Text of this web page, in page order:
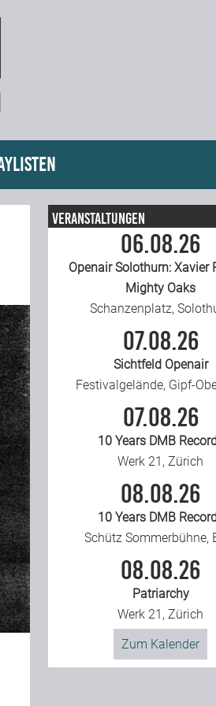
Veranstaltungen
06.08.26
Openair Solothurn: Xavier
Mighty Oaks
Schanzenplatz,
07.08.26
Sichtfeld Openair
Festivalgelände, Gipf-
07.08.26
10 Years DMB
Werk 21, Zürich
08.08.26
10 Years DMB
Schütz Sommerbühne,
08.08.26
Patriarchy
Werk 21, Zürich
Zum Kalender